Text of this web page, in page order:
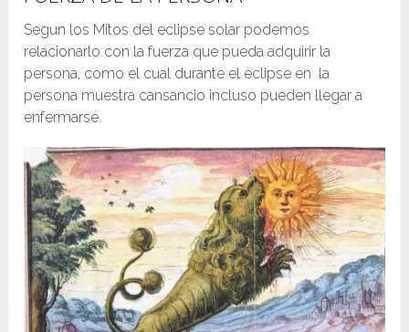
Segun los Mitos del eclipse solar podemos
relacionarlo con la fuerza que pueda adquirir la
persona, como el cual durante el eclipse en la
persona muestra cansancio incluso pueden llegar a
enfermarse.